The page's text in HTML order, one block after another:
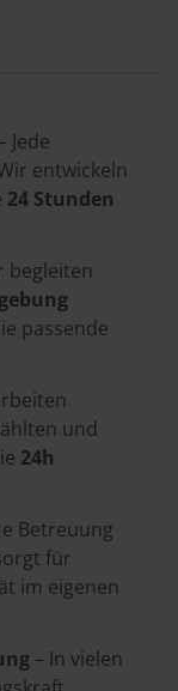
– Jede
entwickeln
24 Stunden
begleiten
passende
und
24h
Betreuung
für
im eigenen
– In vielen